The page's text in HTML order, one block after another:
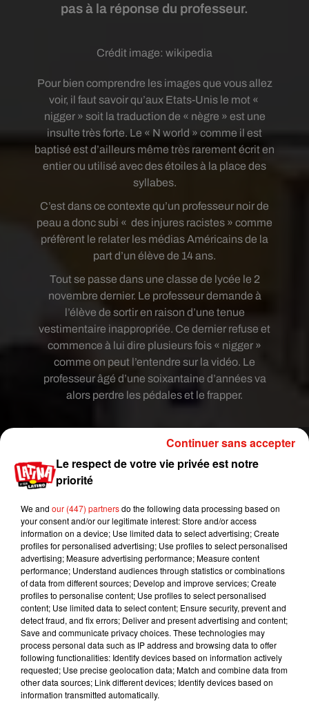
pas à la réponse du professeur.
Crédit image: wikipedia
Pour bien comprendre les images que vous allez
voir, il faut savoir qu’aux Etats-Unis le mot «
nigger » soit la traduction de « nègre » est une
insulte très forte. Le « N world » comme il est
baptisé est d’ailleurs même très rarement écrit en
entier ou utilisé avec des étoiles à la place des
syllabes.
C’est dans ce contexte qu’un professeur noir de
peau a donc subi « des injures racistes » comme
préfèrent le relater les médias Américains de la
part d’un élève de 14 ans.
Tout se passe dans une classe de lycée le 2
novembre dernier. Le professeur demande à
l’élève de sortir en raison d’une tenue
vestimentaire inappropriée. Ce dernier refuse et
commence à lui dire plusieurs fois « nigger »
comme on peut l’entendre sur la vidéo. Le
professeur âgé d’une soixantaine d’années va
alors perdre les pédales et le frapper.
Depuis les faits, le professeur a été suspendu et
risque des poursuites pour violences sur mineurs.
La vidéo, filmée par d’autres élèves présents dans
Le respect de votre vie privée est notre
priorité
We and our (447) partnersdo the following data processing based on
your consent and/or our legitimate interest: Store and/or access
information on a device; Use limited data to select advertising; Create
profiles for personalised advertising; Use profiles to select personalised
advertising; Measure advertising performance; Measure content
performance; Understand audiences through statistics or combinations
of data from different sources; Develop and improve services; Create
profiles to personalise content; Use profiles to select personalised
content; Use limited data to select content; Ensure security, prevent and
detect fraud, and fix errors; Deliver and present advertising and content;
Save and communicate privacy choices. These technologies may
process personal data such as IP address and browsing data to offer
following functionalities: Identify devices based on information actively
requested; Use precise geolocation data; Match and combine data from
other data sources; Link different devices; Identify devices based on
information transmitted automatically.
Continuer sans accepter